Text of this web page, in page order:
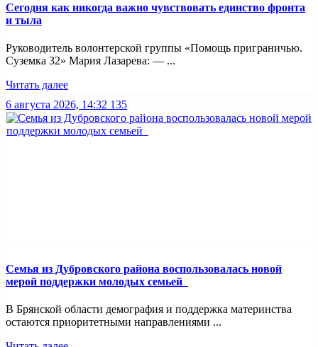
Сегодня как никогда важно чувствовать единство фронта
и тыла
Руководитель волонтерской группы «Помощь приграничью.
Суземка 32» Мария Лазарева: — ...
Читать далее
6 августа 2026, 14:32 135
Семья из Дубровского района воспользовалась новой
мерой поддержки молодых семьей
В Брянской области демография и поддержка материнства
остаются приоритетными направлениями ...